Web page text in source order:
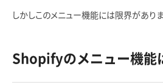
しかしこのメニュー機能には限界がありま
Shopifyのメニュー機能